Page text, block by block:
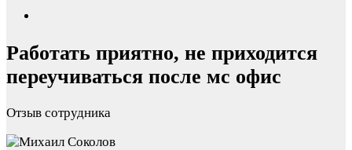
Работать приятно, не приходится
переучиваться после мс офис
Отзыв сотрудника